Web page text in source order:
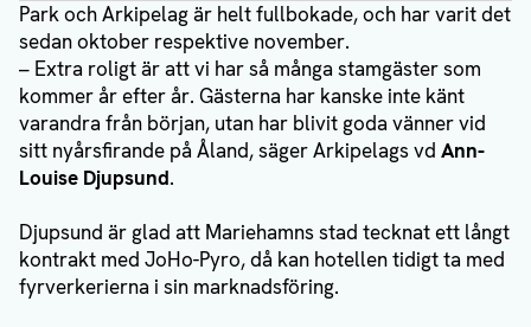
Park och Arkipelag är helt fullbokade, och har varit det
sedan oktober respektive november.
– Extra roligt är att vi har så många stamgäster som
kommer år efter år. Gästerna har kanske inte känt
varandra från början, utan har blivit goda vänner vid
sitt nyårsfirande på Åland, säger Arkipelags vd Ann-
Louise Djupsund.
Djupsund är glad att Mariehamns stad tecknat ett långt
kontrakt med JoHo-Pyro, då kan hotellen tidigt ta med
fyrverkerierna i sin marknadsföring.